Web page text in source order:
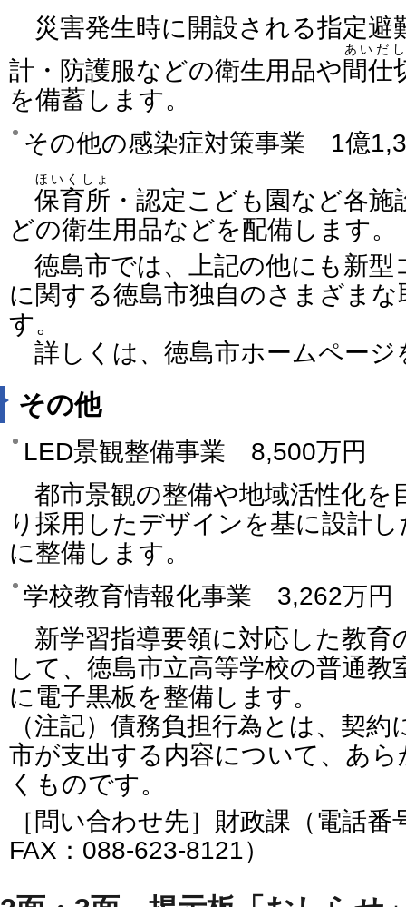
災害発生時に開設される指定避
計・防護服などの衛生用品や間仕
あいだ
を備蓄します。
その他の感染症対策事業 1億
保育所
ほいくしょ
・認定こども園など各
どの衛生用品などを配備します。
徳島市では、上記の他にも新型
に関する徳島市独自のさまざま
す。
詳しくは、徳島市ホームページ
その他
LED景観整備事業 8,500万円
都市景観の整備や地域活性化を
り採用したデザインを基に設計
に整備します。
学校教育情報化事業 3,262万
新学習指導要領に対応した教育
して、徳島市立高等学校の普通
に電子黒板を整備します。
（注記）債務負担行為とは、契
市が支出する内容について、あ
くものです。
［問い合わせ先］財政課（電話
FAX：088-623-8121）